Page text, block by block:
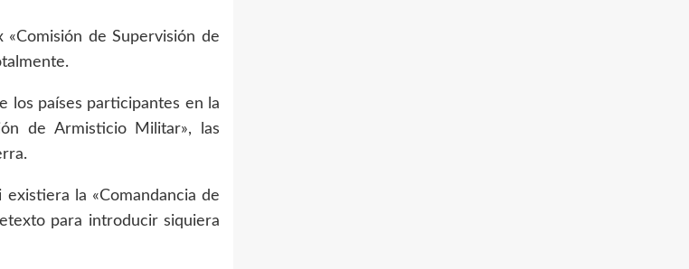
de Supervisión de
los países participantes en la
de Armisticio Militar», las
la «Comandancia de
para introducir siquiera